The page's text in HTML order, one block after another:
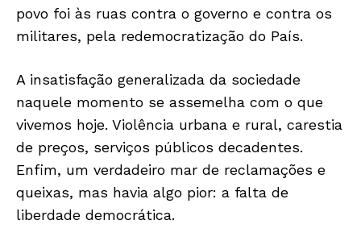
povo foi às ruas contra o governo e contra os
militares, pela redemocratização do País.
A insatisfação generalizada da sociedade
naquele momento se assemelha com o que
vivemos hoje. Violência urbana e rural, carestia
de preços, serviços públicos decadentes.
Enfim, um verdadeiro mar de reclamações e
queixas, mas havia algo pior: a falta de
liberdade democrática.